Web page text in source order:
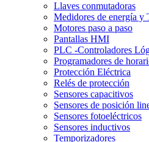
Llaves conmutadoras
Medidores de energía y
Motores paso a paso
Pantallas HMI
PLC -Controladores
Programadores de
Protección Eléctrica
Relés de protección
Sensores capacitivos
Sensores de posición
Sensores fotoeléctricos
Sensores inductivos
Temporizadores